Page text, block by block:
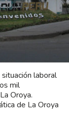
laboral
mil
Oroya.
de La Oroya